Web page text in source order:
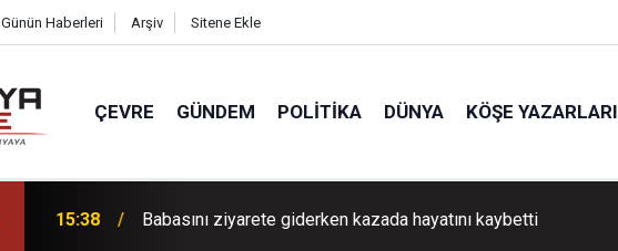
Günün Haberleri Arşiv Sitene Ekle
ÇEVRE GÜNDEM POLITIKA DÜNYA KÖŞE YAZARLARI
15:16 İzmir Büyükşehir’de WhatsApp krizi: Başkan gruptan ayrıldı